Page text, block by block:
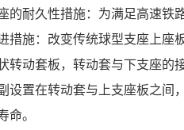
的耐久性措施：为满足高速铁
措施：改变传统球型支座上座
转动套板，转动套与下支座的
设置在转动套与上支座板之间
命。